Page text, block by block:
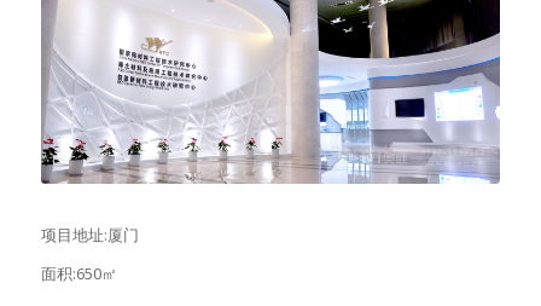
项目地址:厦门
面积:650㎡